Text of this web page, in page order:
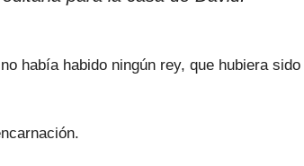
había habido ningún rey, que hubiera